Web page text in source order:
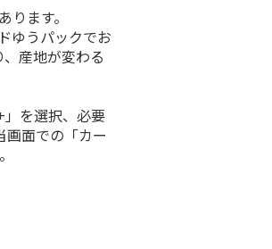
ます。
ゆうパックでお
産地が変わる
を選択、必要
面での「カー